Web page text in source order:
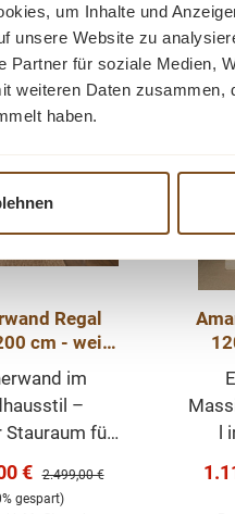
um Inhalte und
unsere Website zu
Partner für soziale Medien,
weiteren Daten
haben.
Regal
cm - weiß
im
–
Stauraum für
Bücherwand
€ Regulärer Preis:
2.499,00 €
gespart)
-
l